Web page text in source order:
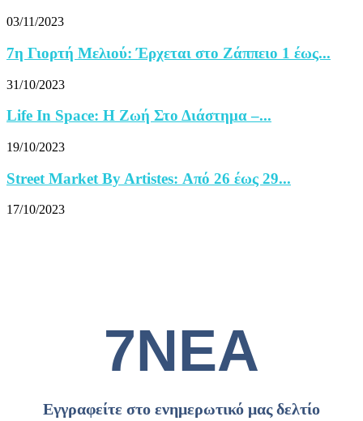
03/11/2023
7η Γιορτή Μελιού: Έρχεται στο Ζάππειο 1 έως...
31/10/2023
Life In Space: Η Ζωή Στο Διάστημα –...
19/10/2023
Street Market By Artistes: Από 26 έως 29...
17/10/2023
7ΝΕΑ
Εγγραφείτε στο ενημερωτικό μας δελτίο